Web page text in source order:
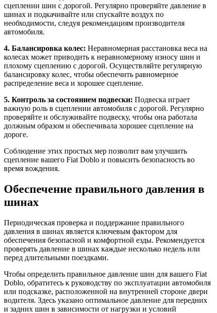
сцеплении шин с дорогой. Регулярно проверяйте давление в
шинах и подкачивайте или спускайте воздух по
необходимости, следуя рекомендациям производителя
автомобиля.
4. Балансировка колес: Неравномерная расстановка веса на
колесах может приводить к неравномерному износу шин и
плохому сцеплению с дорогой. Осуществляйте регулярную
балансировку колес, чтобы обеспечить равномерное
распределение веса и хорошее сцепление.
5. Контроль за состоянием подвески: Подвеска играет
важную роль в сцеплении автомобиля с дорогой. Регулярно
проверяйте и обслуживайте подвеску, чтобы она работала
должным образом и обеспечивала хорошее сцепление на
дороге.
Соблюдение этих простых мер позволит вам улучшить
сцепление вашего Fiat Doblo и повысить безопасность во
время вождения.
Обеспечение правильного давления в
шинах
Периодическая проверка и поддержание правильного
давления в шинах является ключевым фактором для
обеспечения безопасной и комфортной езды. Рекомендуется
проверять давление в шинах каждые несколько недель или
перед длительными поездками.
Чтобы определить правильное давление шин для вашего Fiat
Doblo, обратитесь к руководству по эксплуатации автомобиля
или подсказке, расположенной на внутренней стороне двери
водителя. Здесь указано оптимальное давление для передних
и задних шин в зависимости от нагрузки и условий